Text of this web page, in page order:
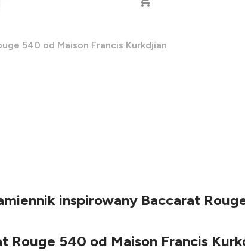
540 od Maison Francis Kurkdjian
inspirowany Baccarat
Rouge 540 od Maison Francis